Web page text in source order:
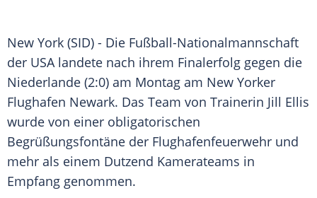
New York (SID) - Die Fußball-Nationalmannschaft
der USAlandete nach ihrem Finalerfolg gegen die
Niederlande (2:0) am Montag am New Yorker
Flughafen Newark. Das Team von Trainerin Jill Ellis
wurde von einer obligatorischen
Begrüßungsfontäne der Flughafenfeuerwehr und
mehr als einem Dutzend Kamerateams in
Empfang genommen.